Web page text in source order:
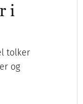
i
tolker
og